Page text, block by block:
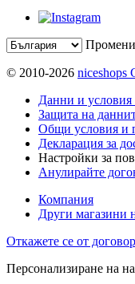
© 2010-2026 niceshops
Данни и условия
Защита на
Общи условия и
Декларация за
Настройки за
Анулирайте
Компания
Други магазини
Откажете се от
Персонализиране на